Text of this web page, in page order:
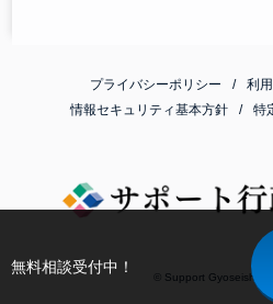
プライバシーポリシー 利
情報セキュリティ基本方針
特
© Support
無料相談受付中！